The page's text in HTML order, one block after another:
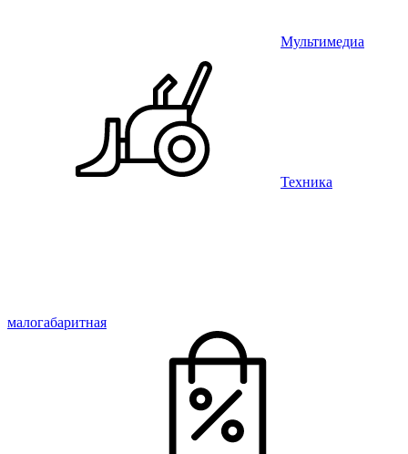
Мультимедиа
Техника
малогабаритная